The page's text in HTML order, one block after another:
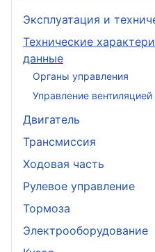
Эксплуатация и
Технические
данные
Органы управления
Управление
Двигатель
Трансмиссия
Ходовая часть
Рулевое управление
Тормоза
Электрооборудование